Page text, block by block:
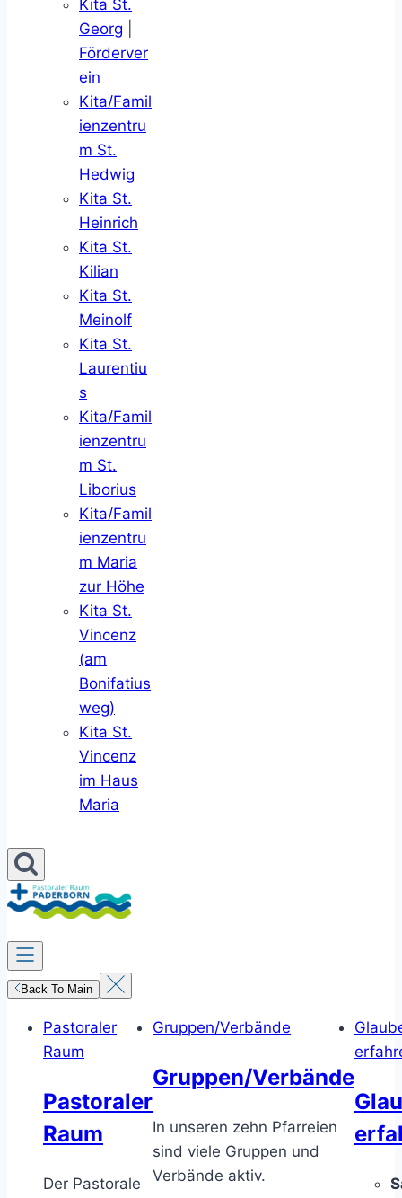
Kita St.
Georg
Förderver
ein
Kita/Famil
ienzentru
m St.
Hedwig
Kita St.
Heinrich
Kita St.
Kilian
Kita St.
Meinolf
Kita St.
Laurentiu
s
Kita/Famil
ienzentru
m St.
Liborius
Kita/Famil
ienzentru
m Maria
zur Höhe
Kita St.
Vincenz
(am
Bonifatius
weg)
Kita St.
Vincenz
im Haus
Maria
Back To Main
Pastoraler
Raum
Pastoraler
Raum
Der Pastorale
Gruppen/Verbände
Gruppen/Verbände
In unseren zehn Pfarreien
sind viele Gruppen und
Verbände aktiv.